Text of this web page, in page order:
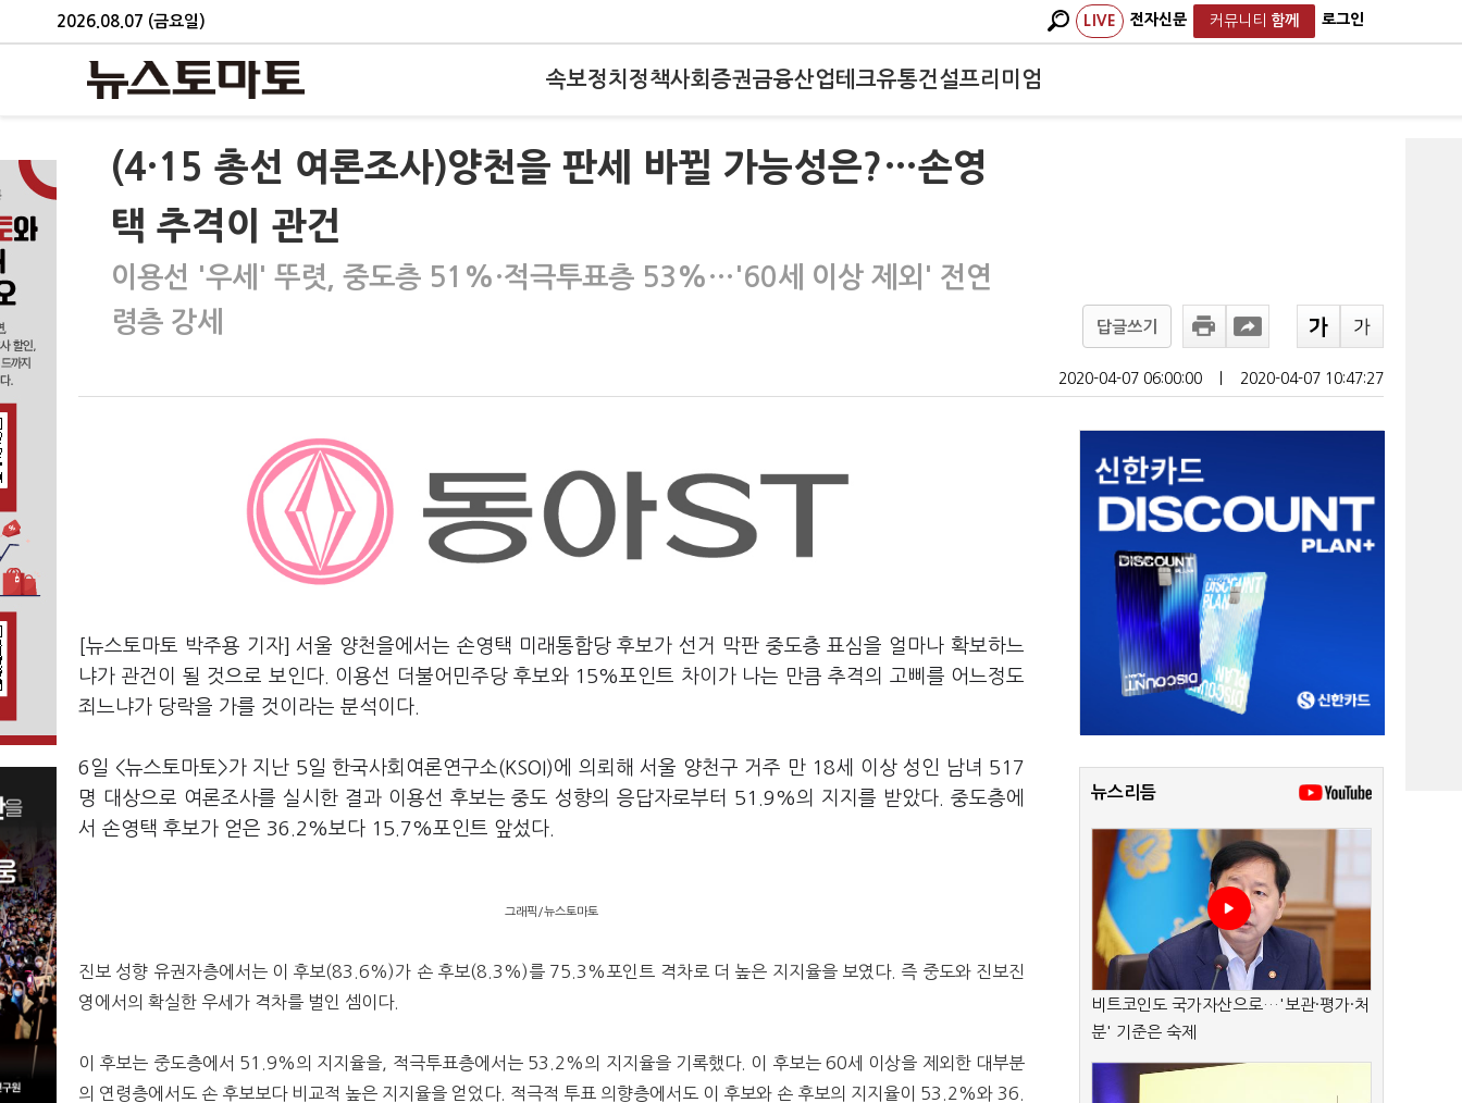
2026.08.07 (금요일) LIVE 전자신문 커뮤니티 함께 로그인
속보정치 정책사회 증권금융산업테크유통건설프리미엄
(4·15 총선 여론조사)양천을 판세 바뀔 가능성은?…손영
택 추격이 관건
이용선 '우세' 뚜렷, 중도층 51%·적극투표층 53%…'60세 이상 제외' 전연
령층 강세
답글쓰기
2020-04-07 06:00:00 2020-04-07 10:47:27
[뉴스토마토 박주용 기자] 서울 양천을에서는 손영택 미래통합당 후보가 선거 막판 중도층 표심을 얼마나 확보하느
냐가 관건이 될 것으로 보인다. 이용선 더불어민주당 후보와 15%포인트 차이가 나는 만큼 추격의 고삐를 어느정도
죄느냐가 당락을 가를 것이라는 분석이다.
6일 <뉴스토마토>가 지난 5일 한국사회여론연구소(KSOI)에 의뢰해 서울 양천구 거주 만 18세 이상 성인 남녀 517
명 대상으로 여론조사를 실시한 결과 이용선 후보는 중도 성향의 응답자로부터 51.9%의 지지를 받았다. 중도층에
서 손영택 후보가 얻은 36.2%보다 15.7%포인트 앞섰다.
그래픽/뉴스토마토
진보 성향 유권자층에서는 이 후보(83.6%)가 손 후보(8.3%)를 75.3%포인트 격차로 더 높은 지지율을 보였다. 즉 중도와 진보진
영에서의 확실한 우세가 격차를 벌인 셈이다.
이 후보는 중도층에서 51.9%의 지지율을, 적극투표층에서는 53.2%의 지지율을 기록했다. 이 후보는 60세 이상을 제외한 대부분
의 연령층에서도 손 후보보다 비교적 높은 지지율을 얻었다. 적극적 투표 의향층에서도 이 후보와 손 후보의 지지율이 53.2%와 36.
뉴스리듬
비트코인도 국가자산으로…'보관·평가·처
분' 기준은 숙제